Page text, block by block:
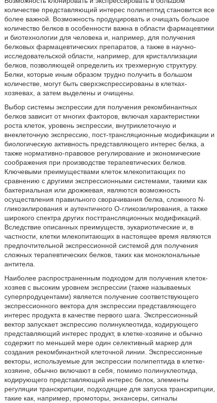
количестве представляющий интерес полипептид становится все
более важной. Возможность продуцировать и очищать большое
количество белков в особенности важна в области фармацевтики
и биотехнологии для человека и, например, для получения
белковых фармацевтических препаратов, а также в научно-
исследовательской области, например, для кристаллизации
белков, позволяющей определить их трехмерную структуру.
Белки, которые иным образом трудно получить в большом
количестве, могут быть сверхэкспрессированы в клетках-
хозяевах, а затем выделены и очищены.
Выбор системы экспрессии для получения рекомбинантных
белков зависит от многих факторов, включая характеристики
роста клеток, уровень экспрессии, внутриклеточную и
внеклеточную экспрессию, пост-трансляционные модификации и
биологическую активность представляющего интерес белка, а
также нормативно-правовое регулирование и экономические
соображения при производстве терапевтических белков.
Ключевыми преимуществами клеток млекопитающих по
сравнению с другими экспрессионными системами, такими как
бактериальная или дрожжевая, являются возможность
осуществления правильного сворачивания белка, сложного N-
гликозилирования и аутентичного O-гликозилирования, а также
широкого спектра других посттрансляционных модификаций.
Вследствие описанных преимуществ, эукариотические и, в
частности, клетки млекопитающих в настоящее время являются
предпочтительной экспрессионной системой для получения
сложных терапевтических белков, таких как моноклональные
антитела.
Наиболее распространенным подходом для получения клеток-
хозяев с высоким уровнем экспрессии (также называемых
суперпродуцентами) является получение соответствующего
экспрессионного вектора для экспрессии представляющего
интерес продукта в качестве первого шага. Экспрессионный
вектор запускает экспрессию полинуклеотида, кодирующего
представляющий интерес продукт, в клетке-хозяине и обычно
содержит по меньшей мере один селективный маркер для
создания рекомбинантной клеточной линии. Экспрессионные
векторы, используемые для экспрессии полипептида в клетке-
хозяине, обычно включают в себя, помимо полинуклеотида,
кодирующего представляющий интерес белок, элементы
регуляции транскрипции, подходящие для запуска транскрипции,
такие как, например, промоторы, энхансеры, сигналы